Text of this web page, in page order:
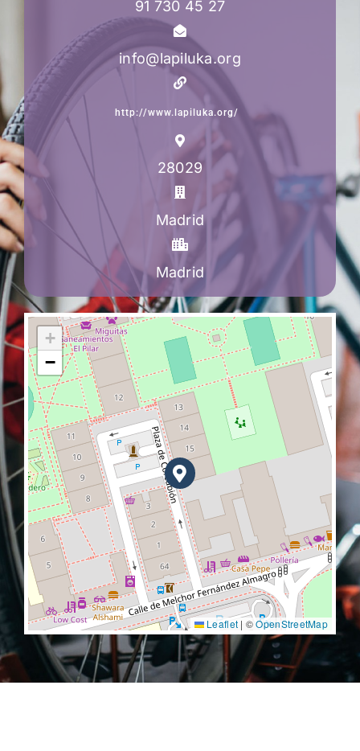
91 730 45 27
info@lapiluka.org
http://www.lapiluka.org/
28029
Madrid
Madrid
+
−
Leaflet | ©OpenStreetMap